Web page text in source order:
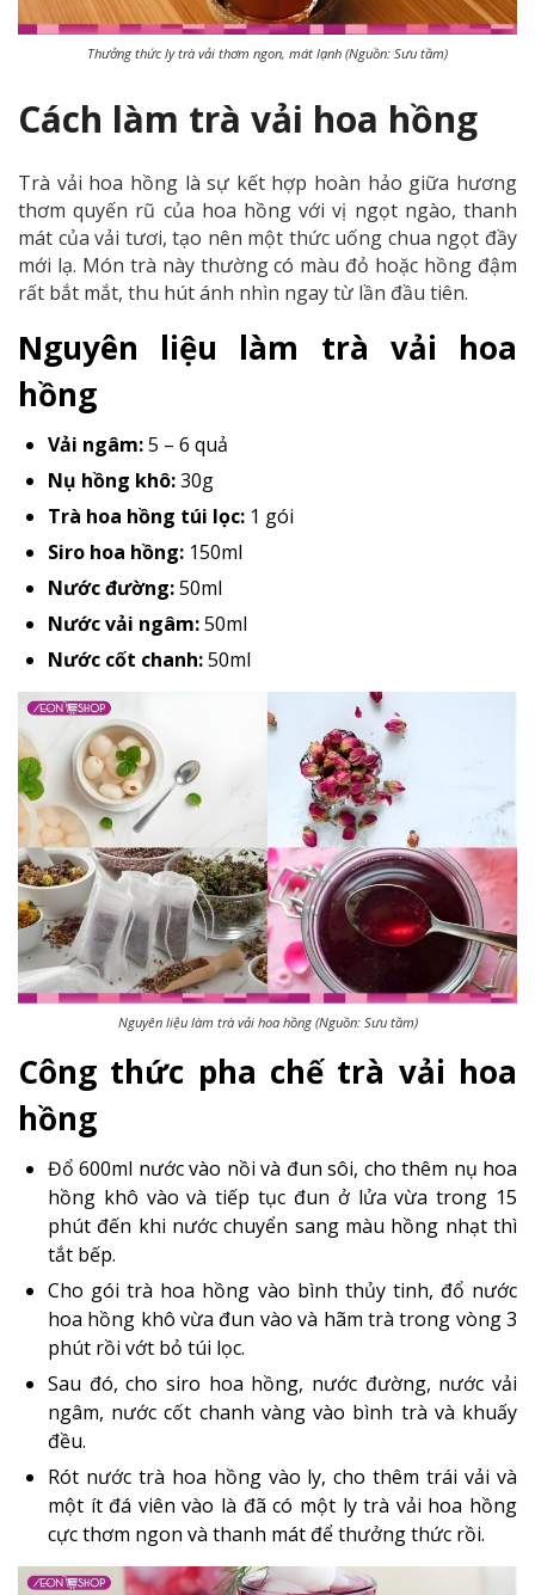
Thưởng thức ly trà vải thơm ngon, mát lạnh (Nguồn: Sưu tầm)
Cách làm trà vải hoa hồng
Trà vải hoa hồng là sự kết hợp hoàn hảo giữa hương
thơm quyến rũ của hoa hồng với vị ngọt ngào, thanh
mát của vải tươi, tạo nên một thức uống chua ngọt đầy
mới lạ. Món trà này thường có màu đỏ hoặc hồng đậm
rất bắt mắt, thu hút ánh nhìn ngay từ lần đầu tiên.
Nguyên liệu làm trà vải hoa
hồng
Vải ngâm:5 – 6 quả
Nụ hồng khô:30g
Trà hoa hồng túi lọc: 1 gói
Siro hoa hồng: 150ml
Nước đường:50ml
Nước vải ngâm:50ml
Nước cốt chanh:50ml
Nguyên liệu làm trà vải hoa hồng (Nguồn: Sưu tầm)
Công thức pha chế trà vải hoa
hồng
Đổ 600ml nước vào nồi và đun sôi, cho thêm nụ hoa
hồng khô vào và tiếp tục đun ở lửa vừa trong 15
phút đến khi nước chuyển sang màu hồng nhạt thì
tắt bếp.
Cho gói trà hoa hồng vào bình thủy tinh, đổ nước
hoa hồng khô vừa đun vào và hãm trà trong vòng 3
phút rồi vớt bỏ túi lọc.
Sau đó, cho siro hoa hồng, nước đường, nước vải
ngâm, nước cốt chanh vàng vào bình trà và khuấy
đều.
Rót nước trà hoa hồng vào ly, cho thêm trái vải và
một ít đá viên vào là đã có một ly trà vải hoa hồng
cực thơm ngon và thanh mát để thưởng thức rồi.